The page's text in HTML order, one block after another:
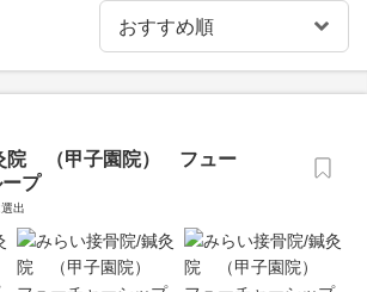
院 （甲子園院） フュー
プ
出